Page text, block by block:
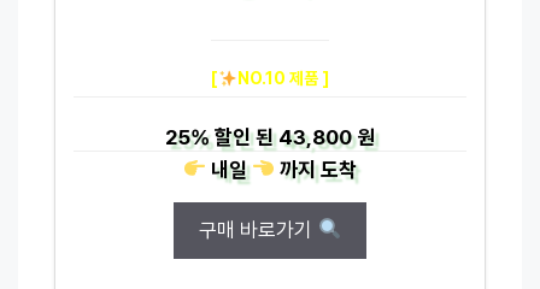
[ NO.10 제품 ]
25%할인 된43,800 원
내일
까지도착
구매 바로가기